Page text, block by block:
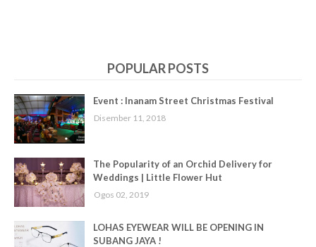
POPULAR POSTS
Event : Inanam Street Christmas Festival
Disember 11, 2018
The Popularity of an Orchid Delivery for
Weddings | Little Flower Hut
Ogos 02, 2019
LOHAS EYEWEAR WILL BE OPENING IN
SUBANG JAYA !